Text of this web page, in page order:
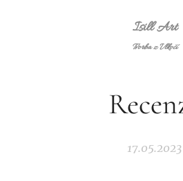
Isill Art
Tvorba z Vlkočí
17.05.2023